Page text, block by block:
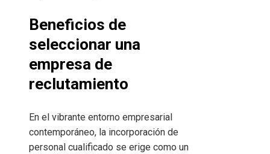
Beneficios de
seleccionar una
empresa de
reclutamiento
En el vibrante entorno empresarial
contemporáneo, la incorporación de
personal cualificado se erige como un